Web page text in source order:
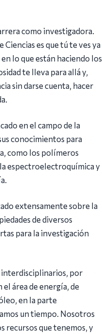
como investigadora.
Ciencias es que tú te ves ya
lo que están haciendo los
te lleva para allá y,
sin darse cuenta, hacer
en el campo de la
conocimientos para
como los polímeros
espectroelectroquímica y
extensamente sobre la
de diversos
para la investigación
por
el área de energía, de
en la parte
un tiempo. Nosotros
recursos que tenemos, y